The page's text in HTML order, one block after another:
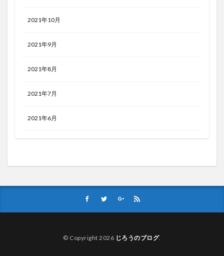
2021年10月
2021年9月
2021年8月
2021年7月
2021年6月
© Copyright 2026 じろうのブログ.